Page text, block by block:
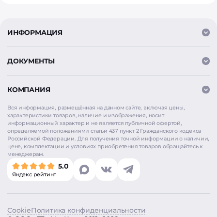
Вся информация, размещённая на данном сайте, включая цены,
характеристики товаров, наличие и изображения, носит
информационный характер и не является публичной офертой,
определяемой положениями статьи 437 пункт 2 Гражданского кодекса
Российской Федерации. Для получения точной информации о наличии,
цене, комплектации и условиях приобретения товаров обращайтесь к
менеджерам.
5.0
Яндекс рейтинг
ИНФОРМАЦИЯ
ДОКУМЕНТЫ
КОМПАНИЯ
CookieПолитика конфиденциальности
Мы используем
работы сайта. Продолжая использовать сайт, вы
соглашаетесь на использование cookie. Нажимая
конфиденциальности